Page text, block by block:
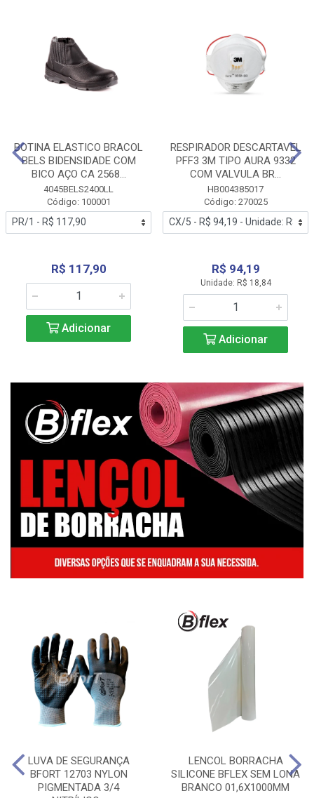
BOTINA ELASTICO BRACOL
BELS BIDENSIDADE COM
BICO AÇO CA 2568...
4045BELS2400LL
Código: 100001
R$ 117,90
Adicionar
RESPIRADOR DESCARTAVEL
PFF3 3M TIPO AURA 9332
COM VALVULA BR...
HB004385017
Código: 270025
R$ 94,19
Unidade: R$ 18,84
Adicionar
LUVA DE SEGURANÇA
BFORT 12703 NYLON
PIGMENTADA 3/4
LENCOL BORRACHA
SILICONE BFLEX SEM LONA
BRANCO 01,6X1000MM